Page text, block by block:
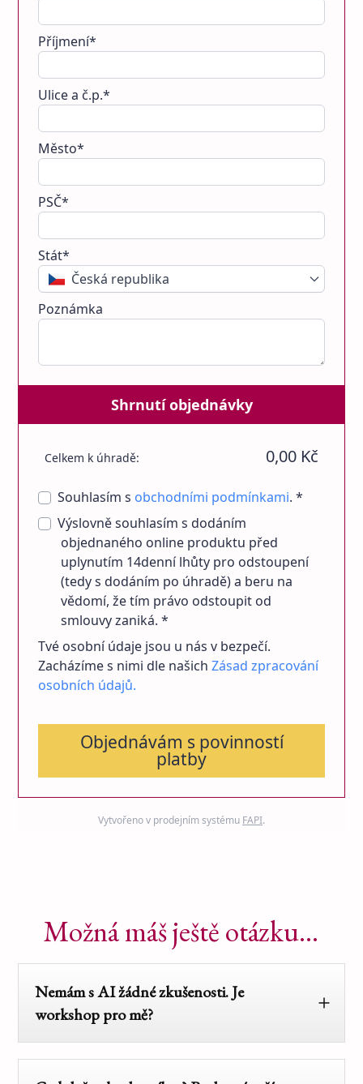
Příjmení*
Ulice a č.p.*
Město*
PSČ*
Stát*
Česká republika
Poznámka
Shrnutí objednávky
Celkem k úhradě: 0,00 Kč
Souhlasím s obchodními podmínkami. *
Výslovně souhlasím s dodáním
objednaného online produktu před
uplynutím 14denní lhůty pro odstoupení
(tedy s dodáním po úhradě) a beru na
vědomí, že tím právo odstoupit od
smlouvy zaniká. *
Tvé osobní údaje jsou u nás v bezpečí.
Zacházíme s nimi dle našichZásad zpracování
osobních údajů.
Objednávám s povinností
platby
Vytvořeno v prodejním systému FAPI.
Možná máš ještě otázku...
Nemám s AI žádné zkušenosti. Je
workshop pro mě?